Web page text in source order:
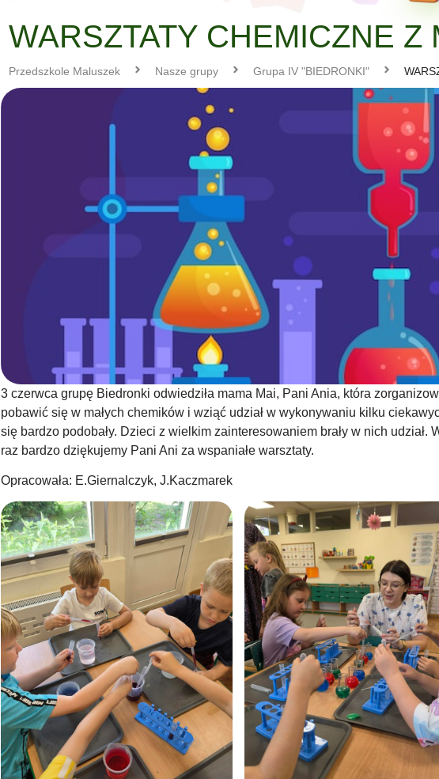
WARSZTATY CHEMICZNE Z
Przedszkole Maluszek Nasze grupy Grupa IV "BIEDRONKI"
3 czerwca grupę Biedronki odwiedziła mama Mai, Pani Ania, która
pobawić się w małych chemików i wziąć udział w wykonywaniu kilku
się bardzo podobały. Dzieci z wielkim zainteresowaniem brały w nich
raz bardzo dziękujemy Pani Ani za wspaniałe warsztaty.
Opracowała: E.Giernalczyk, J.Kaczmarek